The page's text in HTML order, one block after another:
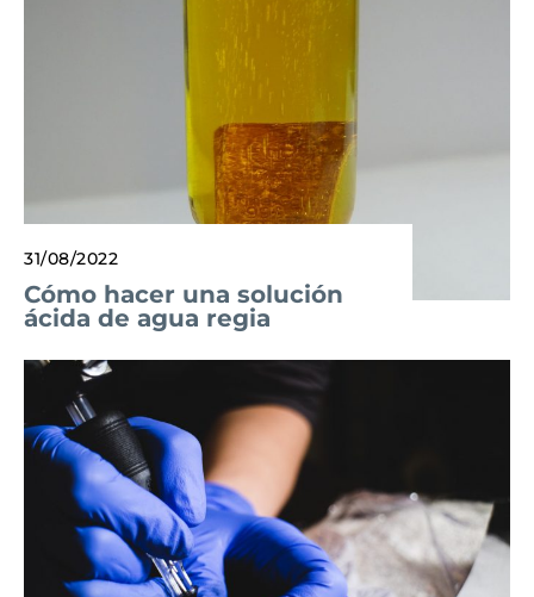
31/08/2022
Cómo hacer una solución
ácida de agua regia